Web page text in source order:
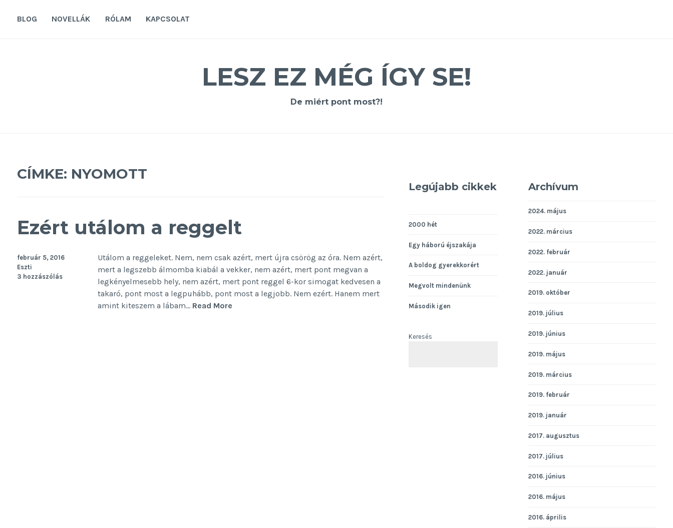
BLOG NOVELLÁK RÓLAM KAPCSOLAT
LESZ EZ MÉG ÍGY SE!
De miért pont most?!
CÍMKE: NYOMOTT
Ezért utálom a reggelt
Utálom a reggeleket. Nem, nem csak azért, mert újra csörög az óra. Nem azért,
mert a legszebb álmomba kiabál a vekker, nem azért, mert pont megvan a
legkényelmesebb hely, nem azért, mert pont reggel 6-kor simogat kedvesen a
takaró, pont most a legpuhább, pont most a legjobb. Nem ezért. Hanem mert
amint kiteszem a lábam… Read More
február 5, 2016
Eszti
3 hozzászólás
Legújabb cikkek
2000 hét
Egy háború éjszakája
A boldog gyerekkorért
Megvolt mindenünk
Második igen
Keresés
KERESÉS
Archívum
2024. május
2022. március
2022. február
2022. január
2019. október
2019. július
2019. június
2019. május
2019. március
2019. február
2019. január
2017. augusztus
2017. július
2016. június
2016. május
2016. április